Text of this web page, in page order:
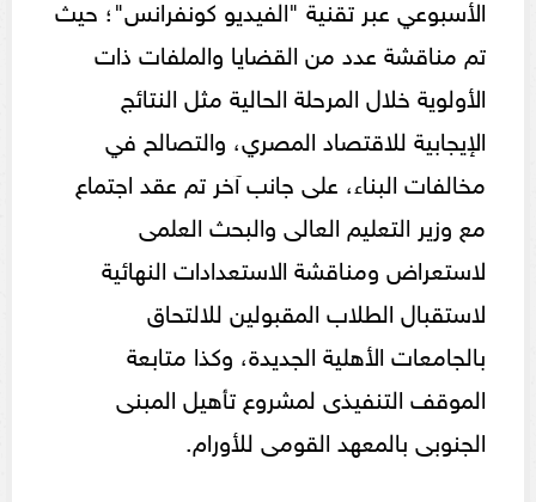
الأسبوعي عبر تقنية "الفيديو كونفرانس"؛ حيث
تم مناقشة عدد من القضايا والملفات ذات
الأولوية خلال المرحلة الحالية مثل النتائج
الإيجابية للاقتصاد المصري، والتصالح في
مخالفات البناء، على جانب آخر تم عقد اجتماع
مع وزير التعليم العالى والبحث العلمى
لاستعراض ومناقشة الاستعدادات النهائية
لاستقبال الطلاب المقبولين للالتحاق
بالجامعات الأهلية الجديدة، وكذا متابعة
الموقف التنفيذى لمشروع تأهيل المبنى
الجنوبى بالمعهد القومى للأورام.